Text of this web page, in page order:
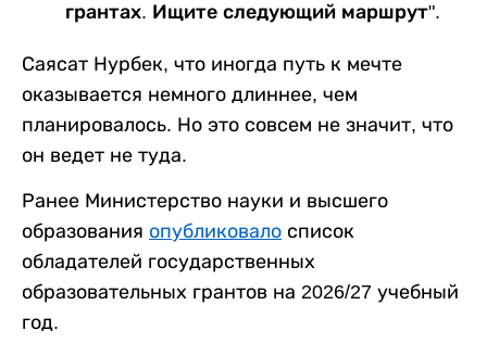
грантах. Ищите следующий маршрут".
Саясат Нурбек, что иногда путь к мечте
оказывается немного длиннее, чем
планировалось. Но это совсем не значит, что
он ведет не туда.
Ранее Министерство науки и высшего
образования опубликовало список
обладателей государственных
образовательных грантов на 2026/27 учебный
год.